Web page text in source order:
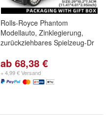
Rolls-Royce Phantom
Modellauto, Zinklegierung,
zurückziehbares Spielzeug-Dr
ab 68,38 €
+ 4,99 € Versand